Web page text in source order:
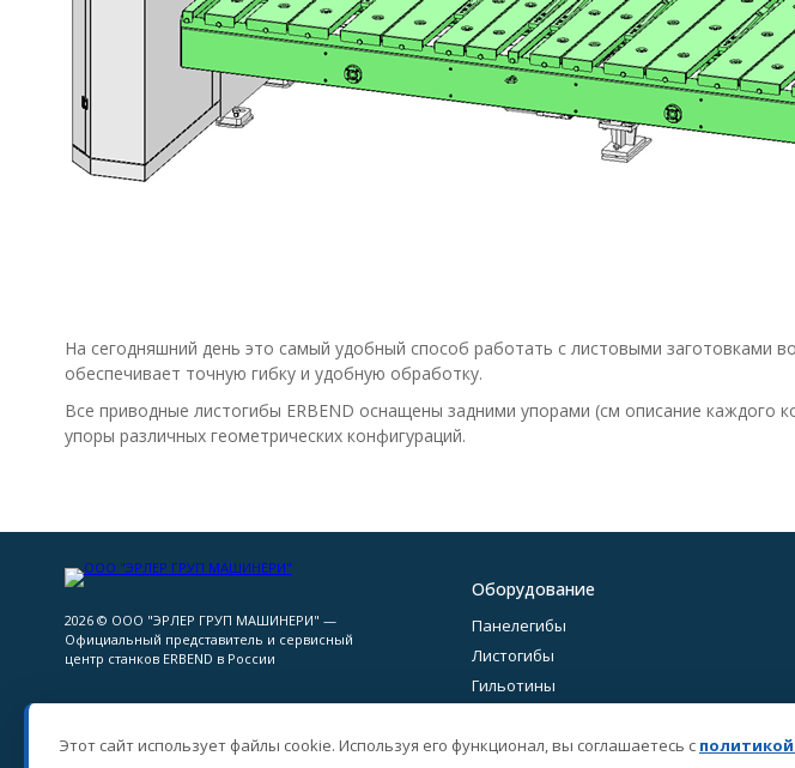
На сегодняшний день это самый удобный способ работать с листовыми заготовками
обеспечивает точную гибку и удобную обработку.
Все приводные листогибы ERBEND оснащены задними упорами (см описание
упоры различных геометрических конфигураций.
2026 © ООО "ЭРЛЕР ГРУП МАШИНЕРИ" —
Официальный представитель и сервисный
центр станков ERBEND в России
Оборудование
Панелегибы
Листогибы
Гильотины
Этот сайт использует файлы cookie. Используя его функционал, вы соглашаетесь с